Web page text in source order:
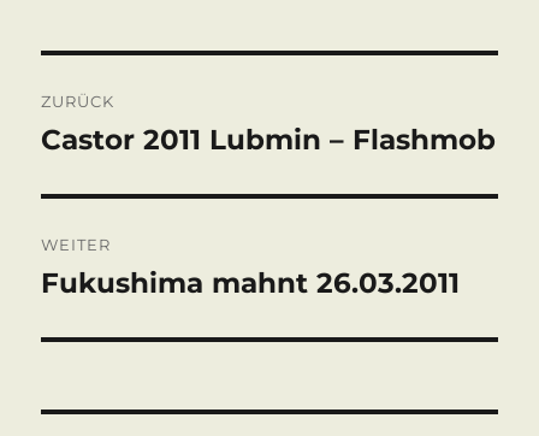
ZURÜCK
Vorheriger
Castor 2011 Lubmin – Flashmob
WEITER
Nächster
Fukushima mahnt 26.03.2011